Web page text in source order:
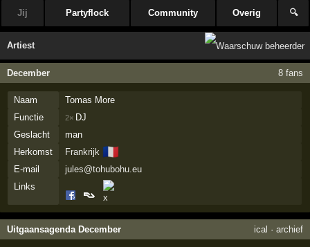
Jij Partyflock Community Overig 🔍
Artiest
December 8 fans
Naam
Tomas More
Functie
2× DJ
Geslacht
man
Herkomst
Frankrijk 🇫🇷
E-mail
jules@tohubohu.eu
Links
Uitgaansagenda December ical · archief